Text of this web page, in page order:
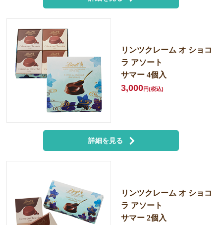
リンツクレーム オ ショコ
ラ アソート
サマー 4個入
3,000円(税込)
詳細を見る
リンツクレーム オ ショコ
ラ アソート
サマー 2個入